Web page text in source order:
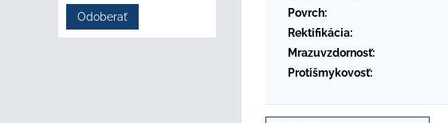
Povrch:
Rektifikácia:
Mrazuvzdornosť:
Protišmykovosť:
Odoberať